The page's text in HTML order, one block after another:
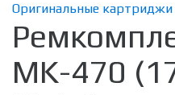
Оригинальные картриджи
MK-470